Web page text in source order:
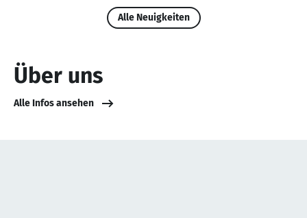
Alle Neuigkeiten
Über uns
Alle Infos ansehen